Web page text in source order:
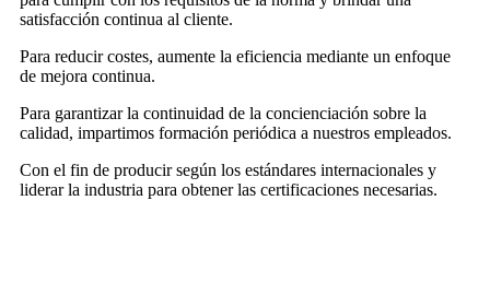
satisfacción continua al cliente.
Para reducir costes, aumente la eficiencia mediante un enfoque
de mejora continua.
Para garantizar la continuidad de la concienciación sobre la
calidad, impartimos formación periódica a nuestros empleados.
Con el fin de producir según los estándares internacionales y
liderar la industria para obtener las certificaciones necesarias.